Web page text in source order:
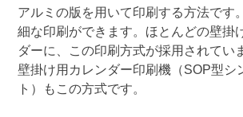
アルミの版を用いて印刷する方法です
細な印刷ができます。ほとんどの壁掛
ダーに、この印刷方式が採用されてい
壁掛け用カレンダー印刷機（SOP型シ
ト）もこの方式です。